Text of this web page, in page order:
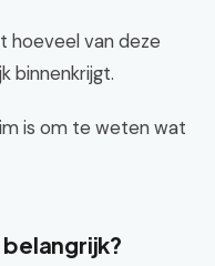
hoeveel van deze
binnenkrijgt.
is om te weten wat